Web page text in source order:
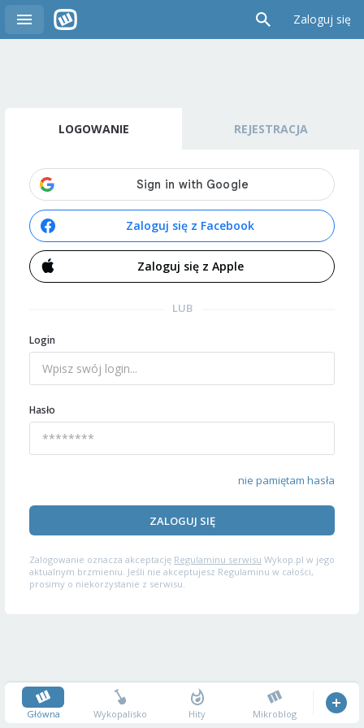
Zaloguj się
LOGOWANIE REJESTRACJA
Zaloguj się z Facebook
Zaloguj się z Apple
LUB
Login
Hasło
nie pamiętam hasła
ZALOGUJ SIĘ
Zalogowanie oznacza akceptację Regulaminu serwisu Wykop.pl w jego
aktualnym brzmieniu. Jeśli nie akceptujesz Regulaminu w całości,
prosimy o niekorzystanie z serwisu.
Główna Wykopalisko Hity Mikroblog